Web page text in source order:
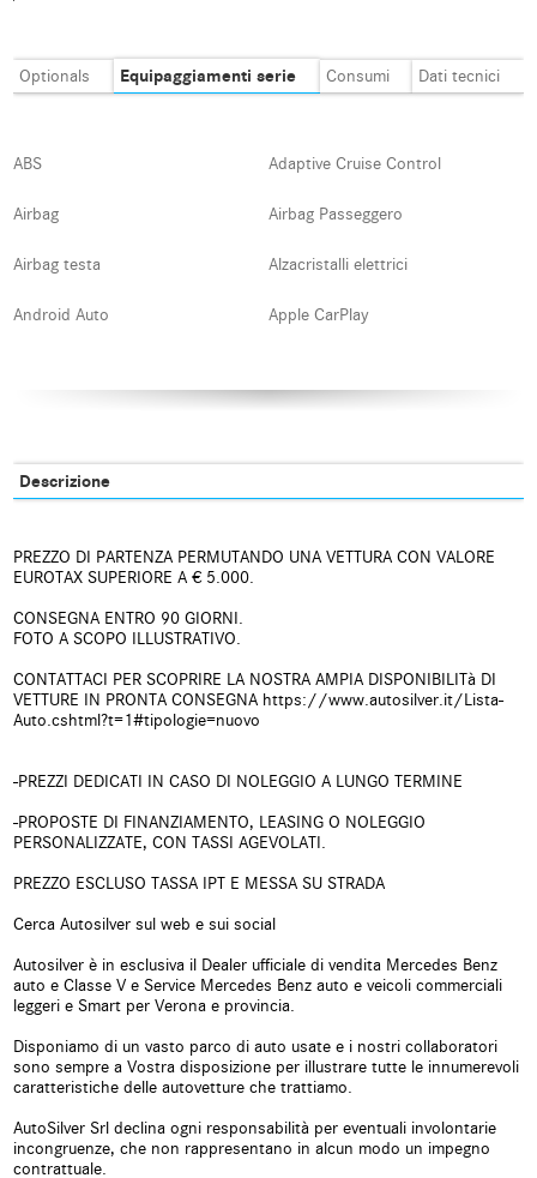
Optionals Equipaggiamenti serie Consumi Dati tecnici
ABS Adaptive Cruise Control
Airbag Airbag Passeggero
Airbag testa Alzacristalli elettrici
Android Auto Apple CarPlay
Boardcomputer Bracciolo
Chiusura centralizzata
Controllo automatico clima Controllo elettronico della corsia
Hill holder Immobilizzatore elettronico
Isofix Kit antipanne
Limitatore di velocità Luce d'ambiente
Monitoraggio pressione
Descrizione
PREZZO DI PARTENZA PERMUTANDO UNA VETTURA CON VALORE
EUROTAX SUPERIORE A € 5.000.
CONSEGNA ENTRO 90 GIORNI.
FOTO A SCOPO ILLUSTRATIVO.
CONTATTACI PER SCOPRIRE LA NOSTRA AMPIA DISPONIBILITà DI
VETTURE IN PRONTA CONSEGNA https://www.autosilver.it/Lista-
Auto.cshtml?t=1#tipologie=nuovo
-PREZZI DEDICATI IN CASO DI NOLEGGIO A LUNGO TERMINE
-PROPOSTE DI FINANZIAMENTO, LEASING O NOLEGGIO
PERSONALIZZATE, CON TASSI AGEVOLATI.
PREZZO ESCLUSO TASSA IPT E MESSA SU STRADA
Cerca Autosilver sul web e sui social
Autosilver è in esclusiva il Dealer ufficiale di vendita Mercedes Benz
auto e Classe V e Service Mercedes Benz auto e veicoli commerciali
leggeri e Smart per Verona e provincia.
Disponiamo di un vasto parco di auto usate e i nostri collaboratori
sono sempre a Vostra disposizione per illustrare tutte le innumerevoli
caratteristiche delle autovetture che trattiamo.
AutoSilver Srl declina ogni responsabilità per eventuali involontarie
incongruenze, che non rappresentano in alcun modo un impegno
contrattuale.